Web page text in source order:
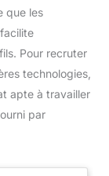
que les
Pour recruter
technologies,
apte à travailler
par